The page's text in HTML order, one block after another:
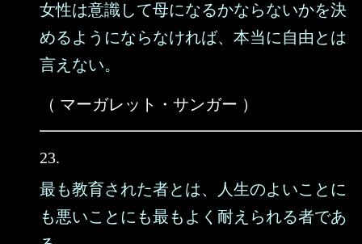
女性は意識して母になるかならないかを決
めるようにならなければ、本当に自由とは
言えない。
（ マーガレット・サンガー ）
23.
最も教育された者とは、人生のよいことに
も悪いことにも最もよく耐えられる者であ